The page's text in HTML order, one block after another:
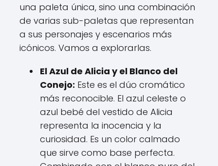
una paleta única, sino una combinación
de varias sub-paletas que representan
a sus personajes y escenarios más
icónicos. Vamos a explorarlas.
El Azul de Alicia y el Blanco del
Conejo: Este es el dúo cromático
más reconocible. El azul celeste o
azul bebé del vestido de Alicia
representa la inocencia y la
curiosidad. Es un color calmado
que sirve como base perfecta.